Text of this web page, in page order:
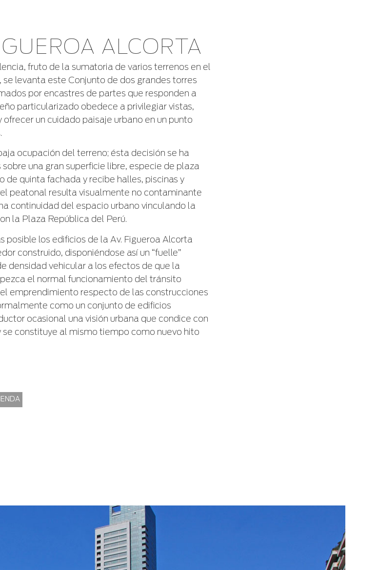
ALCORTA
fruto de la sumatoria de varios terrenos en el
levanta este Conjunto de dos grandes torres
por encastres de partes que responden a
particularizado obedece a privilegiar vistas,
un cuidado paisaje urbano en un punto
ocupación del terreno; ésta decisión se ha
una gran superficie libre, especie de plaza
de quinta fachada y recibe halles, piscinas y
peatonal resulta visualmente no contaminante
continuidad del espacio urbano vinculando la
la Plaza República del Perú.
posible los edificios de la Av. Figueroa Alcorta
construido, disponiéndose así un “fuelle”
densidad vehicular a los efectos de que la
el normal funcionamiento del tránsito
emprendimiento respecto de las construcciones
como un conjunto de edificios
ocasional una visión urbana que condice con
se constituye al mismo tiempo como nuevo hito